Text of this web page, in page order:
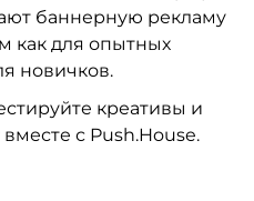
баннерную рекламу
как для опытных
новичков.
креативы и
с Push.House.